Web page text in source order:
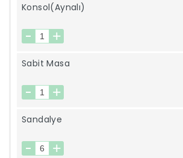
Tamamlayıcı
Ürünler
Afilli
Yaz
İndirimleri
Konsol(Aynalı)
Sabit Masa
Sandalye